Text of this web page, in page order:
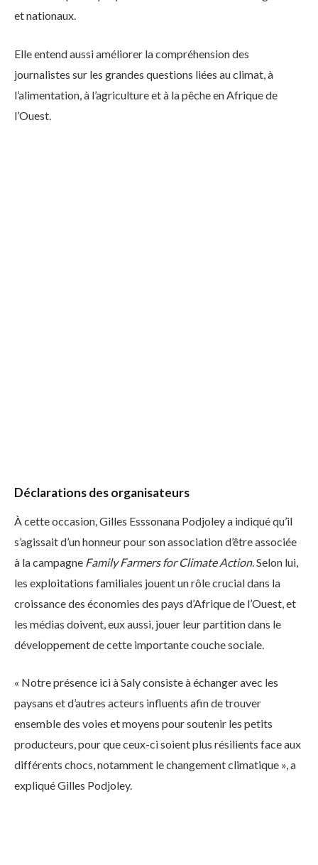
et nationaux.
Elle entend aussi améliorer la compréhension des
journalistes sur les grandes questions liées au climat, à
l’alimentation, à l’agriculture et à la pêche en Afrique de
l’Ouest.
Déclarations des organisateurs
À cette occasion, Gilles Esssonana Podjoley a indiqué qu’il
s’agissait d’un honneur pour son association d’être associée
à la campagne Family Farmers for Climate Action. Selon lui,
les exploitations familiales jouent un rôle crucial dans la
croissance des économies des pays d’Afrique de l’Ouest, et
les médias doivent, eux aussi, jouer leur partition dans le
développement de cette importante couche sociale.
« Notre présence ici à Saly consiste à échanger avec les
paysans et d’autres acteurs influents afin de trouver
ensemble des voies et moyens pour soutenir les petits
producteurs, pour que ceux-ci soient plus résilients face aux
différents chocs, notamment le changement climatique », a
expliqué Gilles Podjoley.